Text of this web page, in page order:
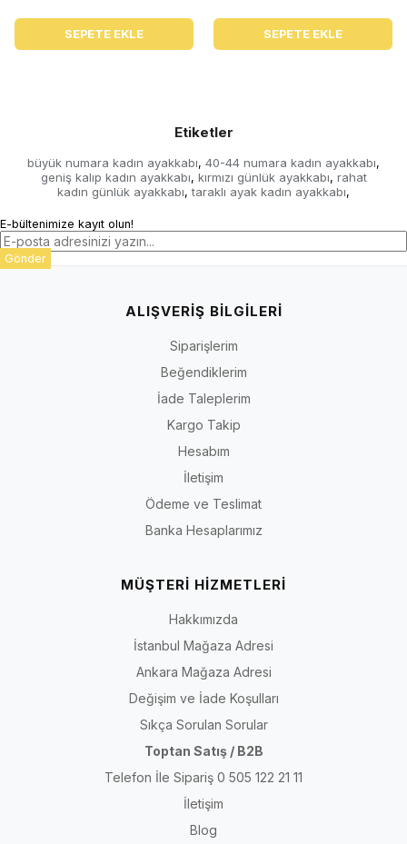
SEPETE EKLE SEPETE EKLE
Etiketler
büyük numara kadın ayakkabı, 40-44 numara kadın ayakkabı,
geniş kalıp kadın ayakkabı, kırmızı günlük ayakkabı, rahat
kadın günlük ayakkabı, taraklı ayak kadın ayakkabı,
E-bültenimize kayıt olun!
Gönder
ALIŞVERİŞ BİLGİLERİ
Siparişlerim
Beğendiklerim
İade Taleplerim
Kargo Takip
Hesabım
İletişim
Ödeme ve Teslimat
Banka Hesaplarımız
MÜŞTERİ HİZMETLERİ
Hakkımızda
İstanbul Mağaza Adresi
Ankara Mağaza Adresi
Değişim ve İade Koşulları
Sıkça Sorulan Sorular
Toptan Satış / B2B
Telefon İle Sipariş 0 505 122 21 11
İletişim
Blog